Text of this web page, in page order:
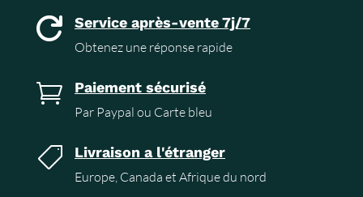
 Service après-vente 7j/7
Obtenez une réponse rapide
 Paiement sécurisé
Par Paypal ou Carte bleu
 Livraison a l'étranger
Europe, Canada et Afrique du nord